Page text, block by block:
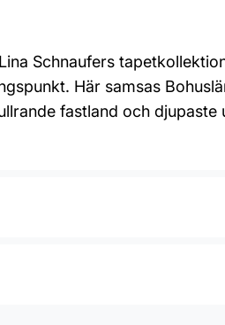
Schnaufers
Här samsas
fastland och djupaste